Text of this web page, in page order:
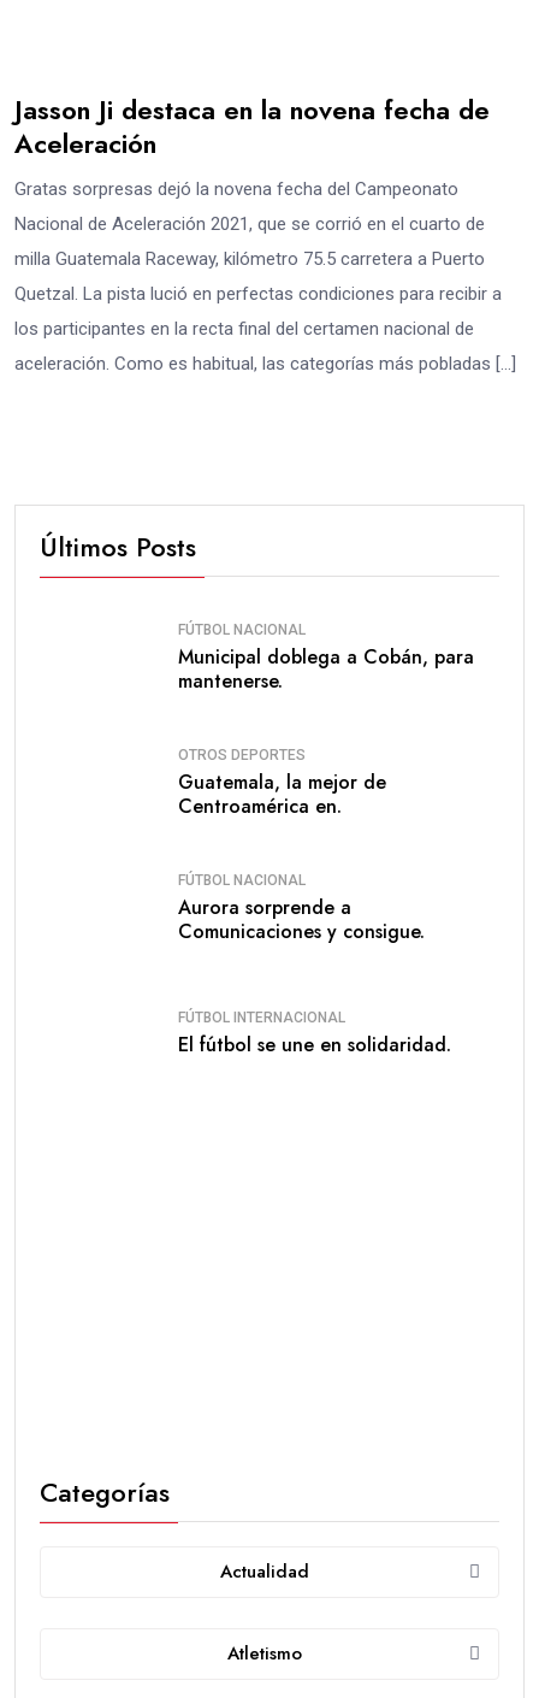
Jasson Ji destaca en la novena fecha de
Aceleración
Gratas sorpresas dejó la novena fecha del Campeonato
Nacional de Aceleración 2021, que se corrió en el cuarto de
milla Guatemala Raceway, kilómetro 75.5 carretera a Puerto
Quetzal. La pista lució en perfectas condiciones para recibir a
los participantes en la recta final del certamen nacional de
aceleración. Como es habitual, las categorías más pobladas […]
Últimos Posts
FÚTBOL NACIONAL
Municipal doblega a Cobán, para
mantenerse.
OTROS DEPORTES
Guatemala, la mejor de
Centroamérica en.
FÚTBOL NACIONAL
Aurora sorprende a
Comunicaciones y consigue.
FÚTBOL INTERNACIONAL
El fútbol se une en solidaridad.
Categorías
Actualidad
Atletismo